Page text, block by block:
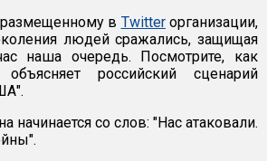
в Twitterорганизации,
людей сражались, защищая
наша очередь. Посмотрите, как
российский сценарий
со слов: "Нас атаковали.